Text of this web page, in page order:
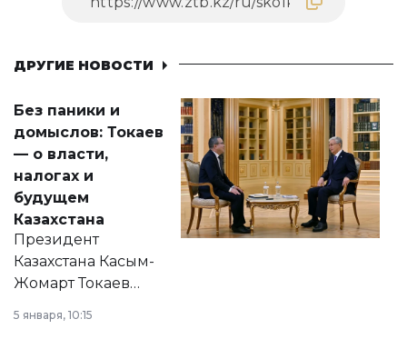
ДРУГИЕ НОВОСТИ
Без паники и
домыслов: Токаев
— о власти,
налогах и
будущем
Казахстана
Президент
Казахстана Касым-
Жомарт Токаев
сразу несколько
5 января, 10:15